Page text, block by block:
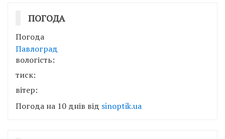
ПОГОДА
Погода
Павлоград
вологість:
тиск:
вітер:
Погода на 10 днів від sinoptik.ua